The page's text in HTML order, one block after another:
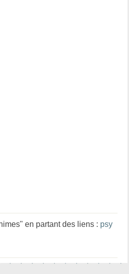
en partant des liens : psy